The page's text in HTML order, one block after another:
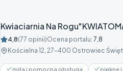
Kwiaciarnia Na
4,8(77 opinii)Ocena portalu: 7,8
Kościelna 12, 27-400 Ostrowiec
miła i pomocna obsługa piękne